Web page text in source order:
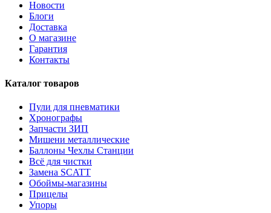
Новости
Блоги
Доставка
О магазине
Гарантия
Контакты
Каталог товаров
Пули для пневматики
Хронографы
Запчасти ЗИП
Мишени металлические
Баллоны Чехлы Станции
Всё для чистки
Замена SCATT
Обоймы-магазины
Прицелы
Упоры